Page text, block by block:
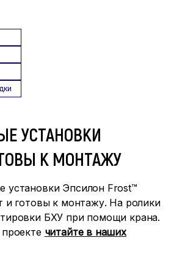
УСТАНОВКИ
К МОНТАЖУ
установки Эпсилон Frost™
и готовы к монтажу. На ролики
БХУ при помощи крана.
читайте в наших